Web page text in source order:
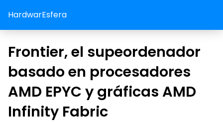
HardwarEsfera
Frontier, el supeordenador
basado en procesadores
AMD EPYC y gráficas AMD
Infinity Fabric